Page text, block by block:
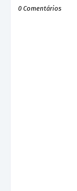
0 Comentários